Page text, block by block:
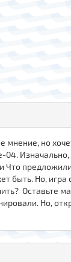
но
Что
Но,
Оставьте
Но,